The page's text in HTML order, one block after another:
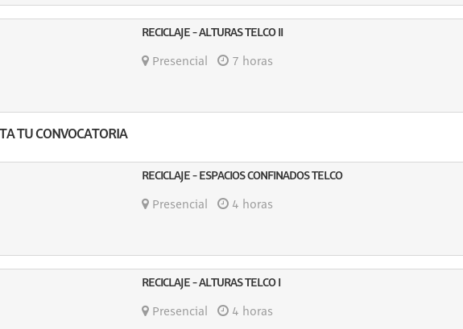
RECICLAJE - ALTURAS TELCO II
Presencial 7 horas
TU CONVOCATORIA
RECICLAJE - ESPACIOS CONFINADOS TELCO
Presencial 4 horas
RECICLAJE - ALTURAS TELCO I
Presencial 4 horas